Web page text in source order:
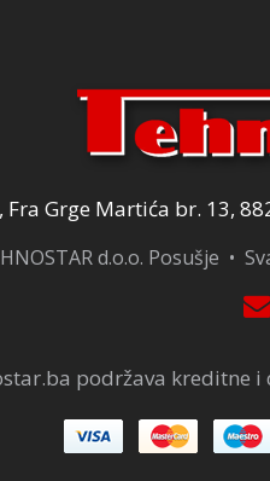
Fra Grge Martića br. 13,
d.o.o. Posušje •
podržava kreditne